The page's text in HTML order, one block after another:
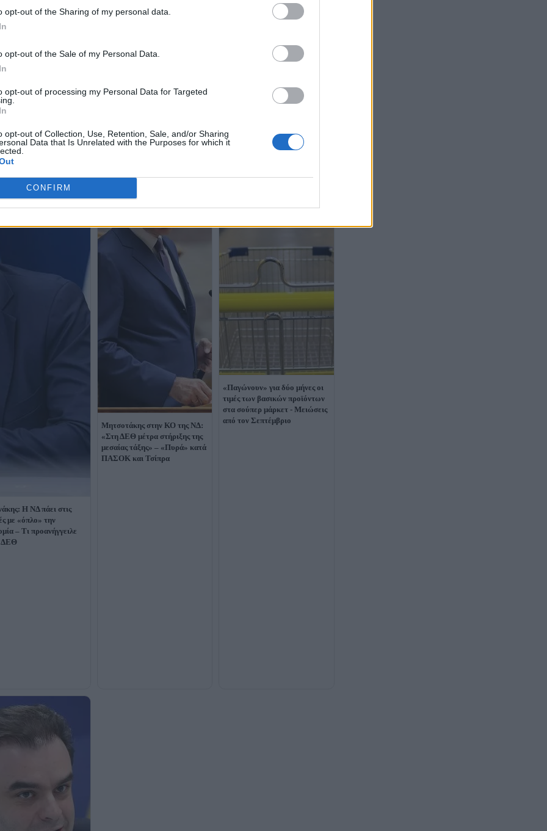
opt-out of the Sharing of my personal data.
opt-out of the Sale of my Personal Data.
opt-out of processing my Personal Data for Targeted
opt-out of Collection, Use, Retention, Sale, and/or Sharing
Data that Is Unrelated with the Purposes for which it
CONFIRM
Η ΝΔ πάει στις
με «όπλο» την
– Τι προανήγγειλε
ΔΕΘ
Μητσοτάκης στην ΚΟ της ΝΔ:
«Στη ΔΕΘ μέτρα στήριξης της
μεσαίας τάξης» – «Πυρά» κατά
ΠΑΣΟΚ και Τσίπρα
«Παγώνουν» για δύο μήνες οι
τιμές των βασικών προϊόντων
στα σούπερ μάρκετ - Μειώσεις
από τον Σεπτέμβριο